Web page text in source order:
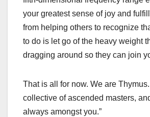
your greatest sense of joy and
from helping others to recognize
to do is let go of the heavy weight
dragging around so they can join
That is all for now. We are
collective of ascended masters,
always amongst you.”